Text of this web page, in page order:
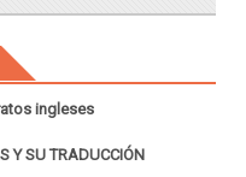
ingleses
Y SU TRADUCCIÓN